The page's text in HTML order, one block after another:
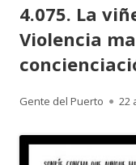
4.075. La
Violencia
Autor
Gente del Puerto 22